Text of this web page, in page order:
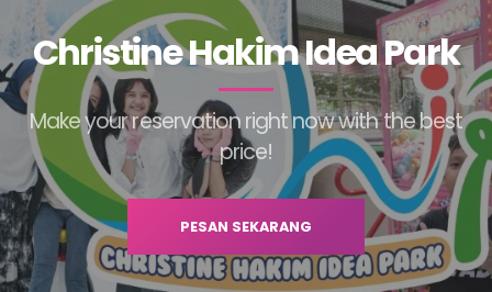
Christine Hakim Idea Park
Make your reservation right now with the best
price!
PESAN SEKARANG